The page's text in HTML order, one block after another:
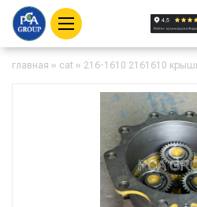
главная » cat » 216-1610 2161610